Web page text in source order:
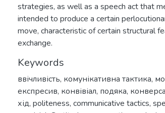
strategies, as well as a speech act that
intended to produce a certain
move, characteristic of certain structural
exchange.
Keywords
ввічливість, комунікативна тактика,
експресив, конвівіал, подяка,
хід, politeness, communicative tactics,